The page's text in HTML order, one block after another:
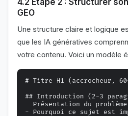
4.2 Étape 2 : Structurer
GEO
Une structure claire et logique
que les IA génératives
votre contenu. Voici un modèle
# Titre H1 (accrocheur,
## Introduction (2-3
- Présentation du
- Pourquoi ce sujet est